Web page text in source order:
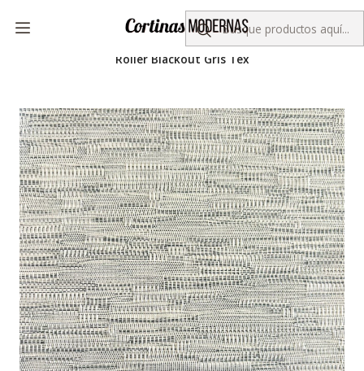
Despacho gratis por compras sobre $50.000
Colección KORLUX Roller BlackOut
Roller Blackout Gris Tex